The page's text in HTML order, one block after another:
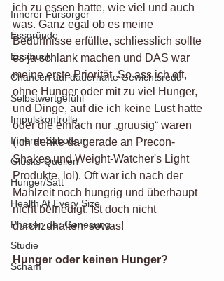
Innerer Fürsorger
Essgründe
Essdruck
Chancen auf dauerhafte Gewichtsredu
Selbstwertgefühl
Impulskontrolle
Innerer Saboteur
Glücks-Quellen
Hunger/Satt
Health At Every Size
Phasen der Genesung
Studie
Scham
ich zu essen hatte, wie viel und auch
was. Ganz egal ob es meine
Bedürfnisse erfüllte, schliesslich sollte
es ja schlank machen und DAS war
meine erste Priorität. So ass ich oft,
ohne Hunger oder mit zu viel Hunger,
und Dinge, auf die ich keine Lust hatte
oder die einfach nur „gruusig“ waren
(ich denke da gerade an Precon-
Shakes und Weight-Watcher's Light
Produkte, lol). Oft war ich nach der
Mahlzeit noch hungrig und überhaupt
nicht befriedigt. Ist doch nicht
durchzuhalten, sowas!
Hunger oder keinen Hunger?